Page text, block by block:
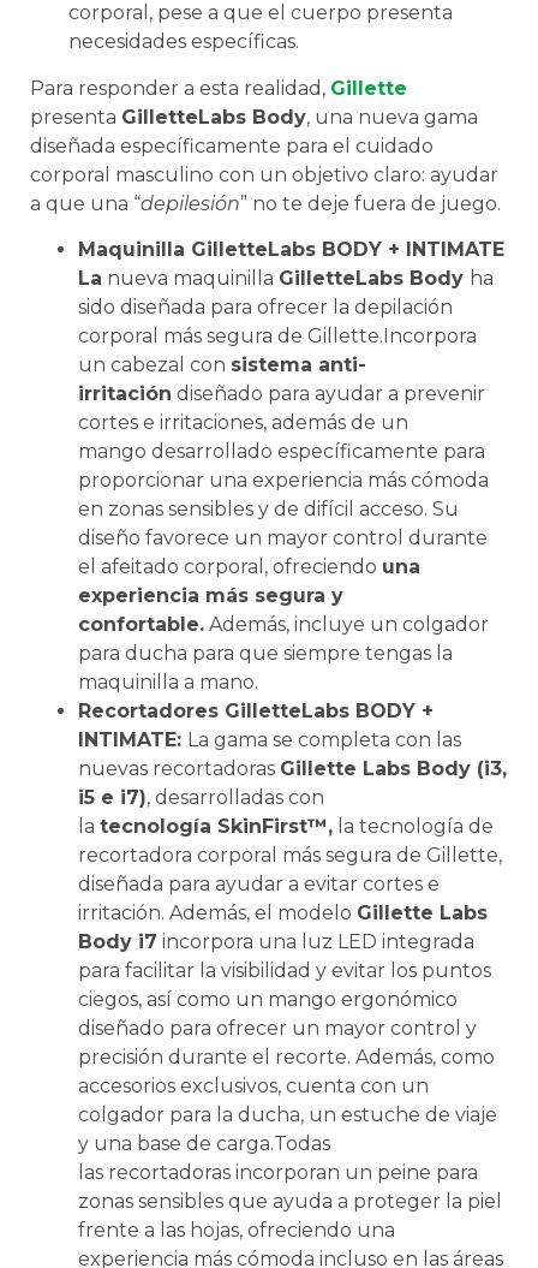
corporal, pese a que el cuerpo presenta
necesidades específicas.
Para responder a esta realidad, Gillette
presenta GilletteLabs Body, una nueva gama
diseñada específicamente para el cuidado
corporal masculino con un objetivo claro: ayudar
a que una “depilesión” no te deje fuera de juego.
Maquinilla GilletteLabs BODY + INTIMATE
La nueva maquinilla GilletteLabs Body ha
sido diseñada para ofrecer la depilación
corporal más segura de Gillette.Incorpora
un cabezal con sistema anti-
irritación diseñado para ayudar a prevenir
cortes e irritaciones, además de un
mango desarrollado específicamente para
proporcionar una experiencia más cómoda
en zonas sensibles y de difícil acceso. Su
diseño favorece un mayor control durante
el afeitado corporal, ofreciendo una
experiencia más segura y
confortable. Además, incluye un colgador
para ducha para que siempre tengas la
maquinilla a mano.
Recortadores GilletteLabs BODY +
INTIMATE: La gama se completa con las
nuevas recortadoras Gillette Labs Body (i3,
i5 e i7), desarrolladas con
la tecnología SkinFirst™, la tecnología de
recortadora corporal más segura de Gillette,
diseñada para ayudar a evitar cortes e
irritación. Además, el modelo Gillette Labs
Body i7 incorpora una luz LED integrada
para facilitar la visibilidad y evitar los puntos
ciegos, así como un mango ergonómico
diseñado para ofrecer un mayor control y
precisión durante el recorte. Además, como
accesorios exclusivos, cuenta con un
colgador para la ducha, un estuche de viaje
y una base de carga.Todas
las recortadoras incorporan un peine para
zonas sensibles que ayuda a proteger la piel
frente a las hojas, ofreciendo una
experiencia más cómoda incluso en las áreas